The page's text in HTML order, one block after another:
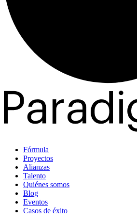
Fórmula
Proyectos
Alianzas
Talento
Quiénes somos
Blog
Eventos
Casos de éxito